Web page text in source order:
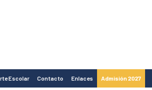
Escolar Contacto Enlaces Admisión 2027